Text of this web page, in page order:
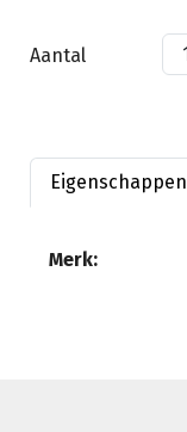
Aantal
Eigenschappen
Merk: